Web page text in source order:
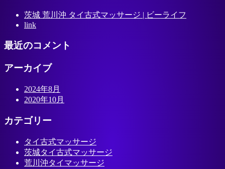
茨城 荒川沖 タイ古式マッサージ | ビーライフ
link
最近のコメント
アーカイブ
2024年8月
2020年10月
カテゴリー
タイ古式マッサージ
茨城タイ古式マッサージ
荒川沖タイマッサージ